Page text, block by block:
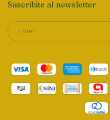
Suscribite al newsletter